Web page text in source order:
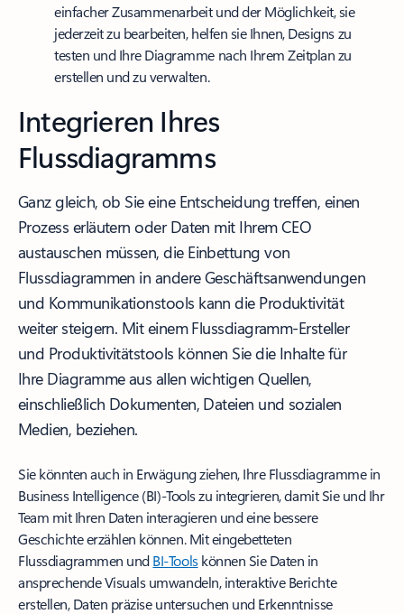
einfacher Zusammenarbeit und der Möglichkeit, sie
jederzeit zu bearbeiten, helfen sie Ihnen, Designs zu
testen und Ihre Diagramme nach Ihrem Zeitplan zu
erstellen und zu verwalten.
Integrieren Ihres
Flussdiagramms
Ganz gleich, ob Sie eine Entscheidung treffen, einen
Prozess erläutern oder Daten mit Ihrem CEO
austauschen müssen, die Einbettung von
Flussdiagrammen in andere Geschäftsanwendungen
und Kommunikationstools kann die Produktivität
weiter steigern. Mit einem Flussdiagramm-Ersteller
und Produktivitätstools können Sie die Inhalte für
Ihre Diagramme aus allen wichtigen Quellen,
einschließlich Dokumenten, Dateien und sozialen
Medien, beziehen.
Sie könnten auch in Erwägung ziehen, Ihre Flussdiagramme in
Business Intelligence (BI)-Tools zu integrieren, damit Sie und Ihr
Team mit Ihren Daten interagieren und eine bessere
Geschichte erzählen können. Mit eingebetteten
Flussdiagrammen undBI-Toolskönnen Sie Daten in
ansprechende Visuals umwandeln, interaktive Berichte
erstellen, Daten präzise untersuchen und Erkenntnisse